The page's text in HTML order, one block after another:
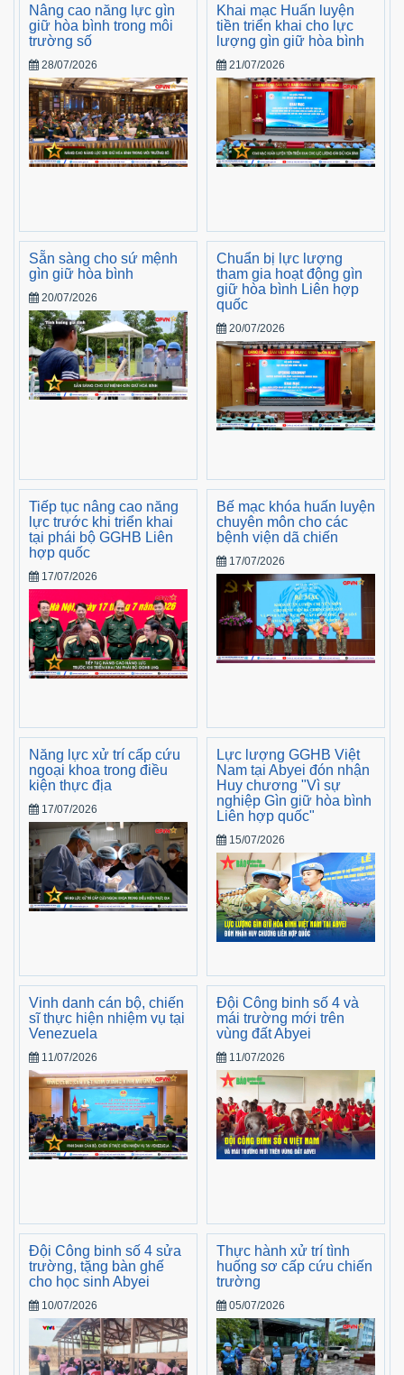
Nâng cao năng lực gìn
giữ hòa bình trong môi
trường số
28/07/2026
Khai mạc Huấn luyện
tiền triển khai cho lực
lượng gìn giữ hòa bình
21/07/2026
Sẵn sàng cho sứ mệnh
gìn giữ hòa bình
20/07/2026
Chuẩn bị lực lượng
tham gia hoạt động gìn
giữ hòa bình Liên hợp
quốc
20/07/2026
Tiếp tục nâng cao năng
lực trước khi triển khai
tại phái bộ GGHB Liên
hợp quốc
17/07/2026
Bế mạc khóa huấn luyện
chuyên môn cho các
bệnh viện dã chiến
17/07/2026
Năng lực xử trí cấp cứu
ngoại khoa trong điều
kiện thực địa
17/07/2026
Lực lượng GGHB Việt
Nam tại Abyei đón nhận
Huy chương "Vì sự
nghiệp Gìn giữ hòa bình
Liên hợp quốc"
15/07/2026
Vinh danh cán bộ, chiến
sĩ thực hiện nhiệm vụ tại
Venezuela
11/07/2026
Đội Công binh số 4 và
mái trường mới trên
vùng đất Abyei
11/07/2026
Đội Công binh số 4 sửa
trường, tặng bàn ghế
cho học sinh Abyei
10/07/2026
Thực hành xử trí tình
huống sơ cấp cứu chiến
trường
05/07/2026